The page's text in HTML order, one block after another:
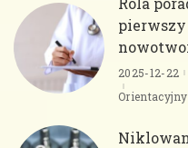
2025-12-22